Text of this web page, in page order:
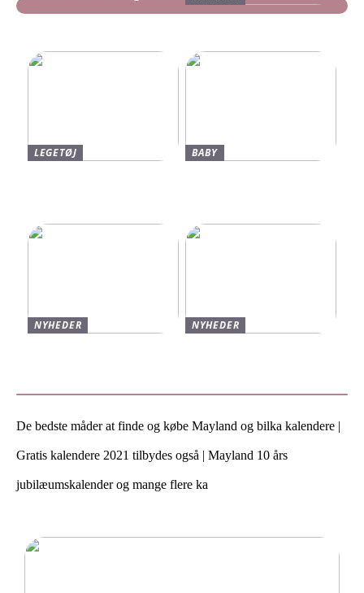
LEGETØJ
BABY
NYHEDER
NYHEDER
De bedste måder at finde og købe Mayland og bilka kalendere |
Gratis kalendere 2021 tilbydes også | Mayland 10 års
jubilæumskalender og mange flere ka